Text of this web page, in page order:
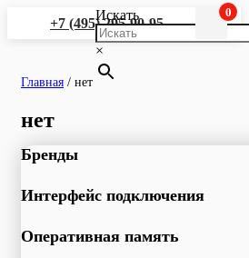
+7 (495) 295-90-95
Искать
×
0
Главная / нет
нет
Бренды
Интерфейс подключения
Оперативная память